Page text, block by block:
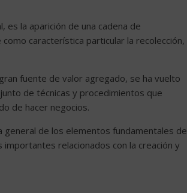
es la aparición de una cadena de
característica particular la recolección,
gran fuente de valor agregado, se ha vuelto
de técnicas y procedimientos que
de hacer negocios.
de los elementos fundamentales de
relacionados con la creación y